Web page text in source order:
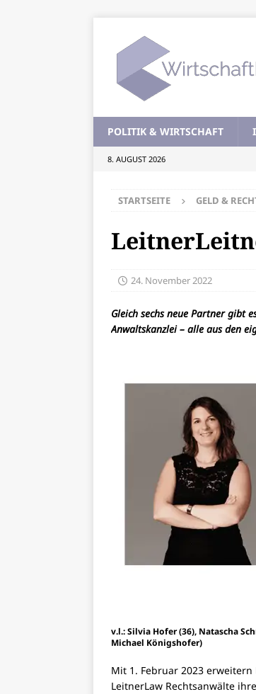
POLITIK & WIRTSCHAFT
8. AUGUST 2026
STARTSEITE GELD &
24. November 2022
Gleich sechs neue Partner gibt
Anwaltskanzlei – alle aus den
v.l.: Silvia Hofer (36), Natascha
Michael Königshofer)
Mit 1. Februar 2023
LeitnerLaw Rechtsanwälte